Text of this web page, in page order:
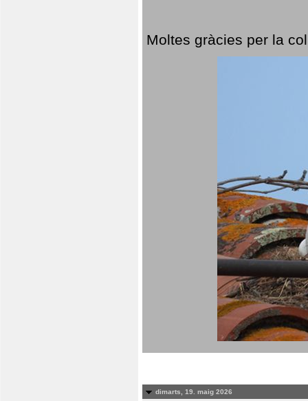
Moltes gràcies per la
dimarts, 19. maig 2026